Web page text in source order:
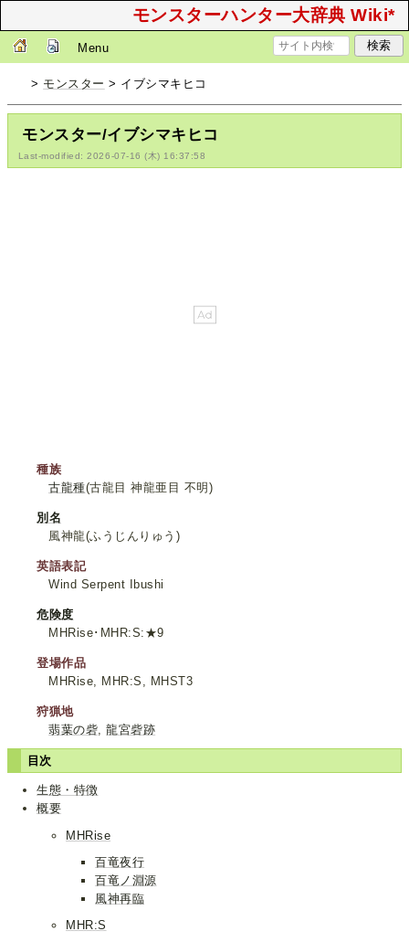
モンスターハンター大辞典 Wiki*
Menu
> モンスター > イブシマキヒコ
モンスター/イブシマキヒコ
Last-modified: 2026-07-16 (木) 16:37:58
種族
古龍種(古龍目 神龍亜目 不明)
別名
風神龍(ふうじんりゅう)
英語表記
Wind Serpent Ibushi
危険度
MHRise･MHR:S:★9
登場作品
MHRise, MHR:S, MHST3
狩猟地
翡葉の砦,龍宮砦跡
目次
生態・特徴
概要
MHRise
百竜夜行
百竜ノ淵源
風神再臨
MHR:S